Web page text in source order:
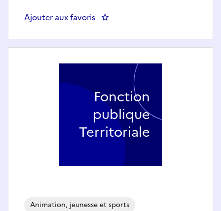
Ajouter aux favoris : Directeur adjoint d’ EAJE (h/f)
Animation, jeunesse et sports
Fonction
publique
Territoriale